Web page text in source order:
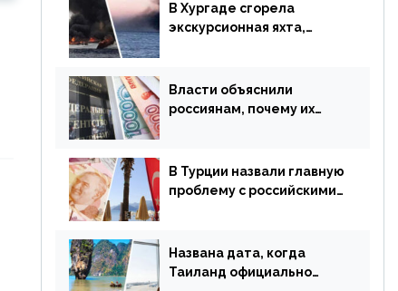
В Хургаде сгорела
экскурсионная яхта,
Власти объяснили
россиянам, почему их
В Турции назвали главную
проблему с российскими
Названа дата, когда
Таиланд официально